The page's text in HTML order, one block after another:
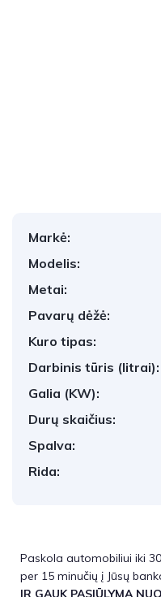
Markė:
Modelis:
Metai:
Pavarų dėžė:
Kuro tipas:
Darbinis tūris (litrai):
Galia (KW):
Durų skaičius:
Spalva:
Rida:
Paskola automobiliui iki
per 15 minučių į Jūsų
IR GAUK PASIŪLYMĄ